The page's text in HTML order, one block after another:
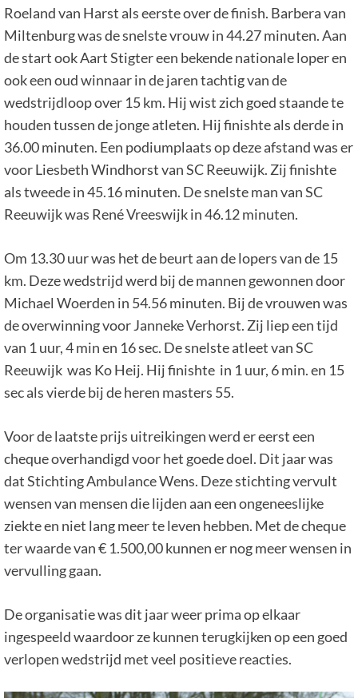
Roeland van Harst als eerste over de finish. Barbera van
Miltenburg was de snelste vrouw in 44.27 minuten. Aan
de start ook Aart Stigter een bekende nationale loper en
ook een oud winnaar in de jaren tachtig van de
wedstrijdloop over 15 km. Hij wist zich goed staande te
houden tussen de jonge atleten. Hij finishte als derde in
36.00 minuten. Een podiumplaats op deze afstand was er
voor Liesbeth Windhorst van SC Reeuwijk. Zij finishte
als tweede in 45.16 minuten. De snelste man van SC
Reeuwijk was René Vreeswijk in 46.12 minuten.
Om 13.30 uur was het de beurt aan de lopers van de 15
km. Deze wedstrijd werd bij de mannen gewonnen door
Michael Woerden in 54.56 minuten. Bij de vrouwen was
de overwinning voor Janneke Verhorst. Zij liep een tijd
van 1 uur, 4 min en 16 sec. De snelste atleet van SC
Reeuwijk was Ko Heij. Hij finishte in 1 uur, 6 min. en 15
sec als vierde bij de heren masters 55.
Voor de laatste prijs uitreikingen werd er eerst een
cheque overhandigd voor het goede doel. Dit jaar was
dat Stichting Ambulance Wens. Deze stichting vervult
wensen van mensen die lijden aan een ongeneeslijke
ziekte en niet lang meer te leven hebben. Met de cheque
ter waarde van € 1.500,00 kunnen er nog meer wensen in
vervulling gaan.
De organisatie was dit jaar weer prima op elkaar
ingespeeld waardoor ze kunnen terugkijken op een goed
verlopen wedstrijd met veel positieve reacties.